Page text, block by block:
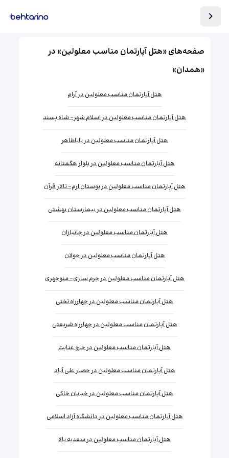
صفحه‌های «هتل آپارتمان مناسب معلولین» در
«همدان»
هتل آپارتمان مناسب معلولین در آرام
هتل آپارتمان مناسب معلولین در اسلام شهر- شاه پسند
هتل آپارتمان مناسب معلولین در باباطاهر
هتل آپارتمان مناسب معلولین در بلوار هگمتانه
هتل آپارتمان مناسب معلولین در بوستان ارم- تالار قرآن
هتل آپارتمان مناسب معلولین در بیمارستان بهشتی
هتل آپارتمان مناسب معلولین در جانبازان
هتل آپارتمان مناسب معلولین در جولان
هتل آپارتمان مناسب معلولین در چرم سازی- منوچهری
هتل آپارتمان مناسب معلولین در چهارراه تختی
هتل آپارتمان مناسب معلولین در چهارراه شریعتی
هتل آپارتمان مناسب معلولین در حاج عنایت
هتل آپارتمان مناسب معلولین در حصار علی آباد
هتل آپارتمان مناسب معلولین در خیابان خاکی
هتل آپارتمان مناسب معلولین در دانشگاه آزاد اسلامی
هتل آپارتمان مناسب معلولین در سعدیه بالا